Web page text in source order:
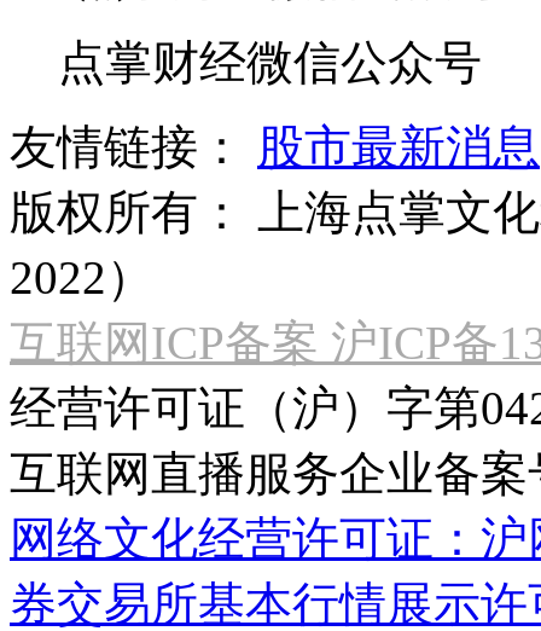
点掌财经微信公众号
友情链接：
股市最新消息
版权所有：
上海点掌文
2022）
互联网ICP备案 沪ICP备
经营许可证（沪）字第
互联网直播服务企业备案
网络文化经营许可证：
券交易所基本行情展示许